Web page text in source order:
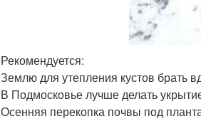
Рекомендуется:
Землю для утепления кустов брать
В Подмосковье лучше делать
Осенняя перекопка почвы под